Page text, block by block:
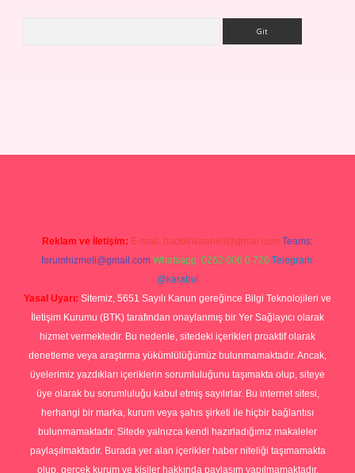
Reklam ve İletişim: E-mail: backlinkpaneli@gmail.com Teams:
forumhizmeti@gmail.com Whatsapp: 0262 606 0 726 Telegram:
@karabul
Yasal Uyarı: Sitemiz, 5651 Sayılı Kanun gereğince Bilgi Teknolojileri ve
İletişim Kurumu (BTK) tarafından onaylanmış bir Yer Sağlayıcı olarak
hizmet vermektedir. Bu nedenle, sitedeki içerikleri proaktif olarak
denetleme veya araştırma yükümlülüğümüz bulunmamaktadır. Ancak,
üyelerimiz yazdıkları içeriklerin sorumluluğunu taşımakta olup, siteye
üye olarak bu sorumluluğu kabul etmiş sayılırlar. Bu internet sitesi,
herhangi bir marka, kurum veya şahıs şirketi ile hiçbir bağlantısı
bulunmamaktadır. Sitede yalnızca kendi hazırladığımız makaleler
paylaşılmaktadır. Burada yer alan içerikler haber niteliği taşımamakta
olup, gerçek kurum ve kişiler hakkında paylaşım yapılmamaktadır.